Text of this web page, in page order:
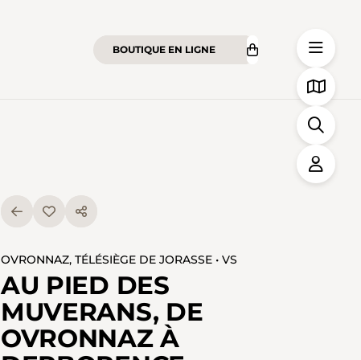
BOUTIQUE EN LIGNE
OVRONNAZ, TÉLÉSIÈGE DE JORASSE • VS
AU PIED DES
MUVERANS, DE
OVRONNAZ À